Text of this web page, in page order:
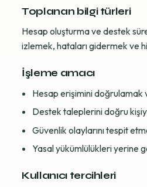
Toplanan bilgi türleri
Hesap oluşturma ve destek
izlemek, hataları gidermek ve
İşleme amacı
Hesap erişimini doğrulamak
Destek taleplerini doğru
Güvenlik olaylarını tespit
Yasal yükümlülükleri yerine
Kullanıcı tercihleri